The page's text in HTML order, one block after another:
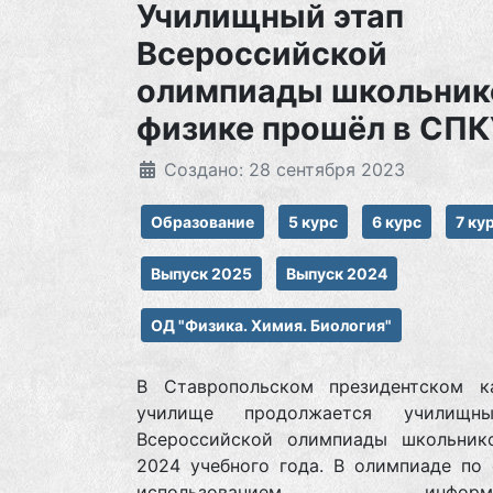
Училищный этап
Всероссийской
олимпиады
физике прошёл в
Создано: 28 сентября 2023
Образование 5 курс 6 курс 7
Выпуск 2025 Выпуск 2024
ОД "Физика. Химия. Биология"
В Ставропольском президентском
училище продолжается
Всероссийской олимпиады
2024 учебного года. В олимпиаде по